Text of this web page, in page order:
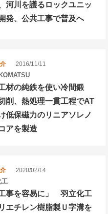
河川を護るロックユニッ
発、公共工事で普及へ
2016/11/11
材の純鉄を使い冷間鍛
削、熱処理一貫工程でAT
低保磁力のリニアソレノ
アを製造
2020/02/14
工
工事を容易に」 羽立化工
エチレン樹脂製Ｕ字溝を